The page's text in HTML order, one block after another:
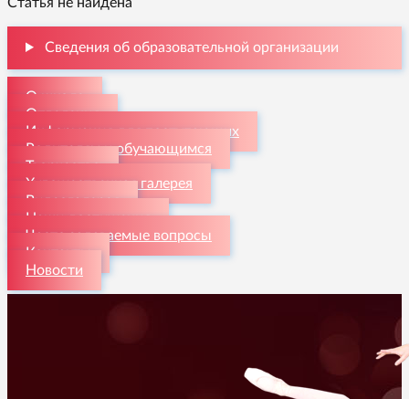
Сведения об образовательной организации
О школе
Отделения
Информация для поступающих
Родителям и обучающимся
Творчество
Художественная галерея
Видеогалерея
Наши достижения
Часто задаваемые вопросы
Контакты
Новости